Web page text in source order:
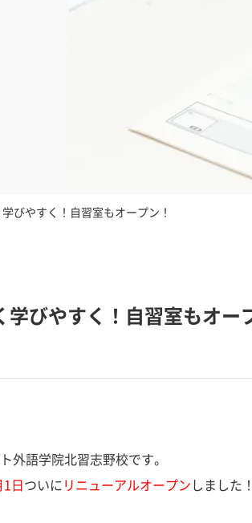
びやすく！自習室もオープン！
びやすく！自習室もオー
外語学院北習志野校です。
日ついにリニューアルオープンしました